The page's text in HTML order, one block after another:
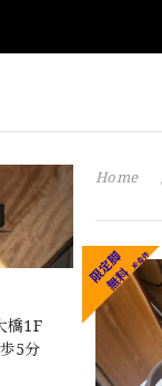
橋1F
5分
Home